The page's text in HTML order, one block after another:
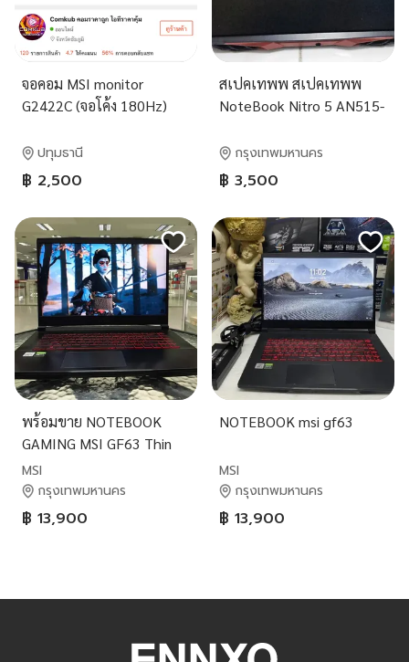
จอคอม MSI monitor
G2422C (จอโค้ง 180Hz)
ปทุมธานี
฿ 2,500
สเปคเทพพ สเปคเทพพ
NoteBook Nitro 5 AN515-
เมนบอร์ดเสีย) (ขายซาก-
เมนบอร์ดเสีย) 3500บาท
กรุงเทพมหานคร
฿ 3,500
พร้อมขาย NOTEBOOK
GAMING MSI GF63 Thin
MSI
กรุงเทพมหานคร
฿ 13,900
NOTEBOOK msi gf63
MSI
กรุงเทพมหานคร
฿ 13,900